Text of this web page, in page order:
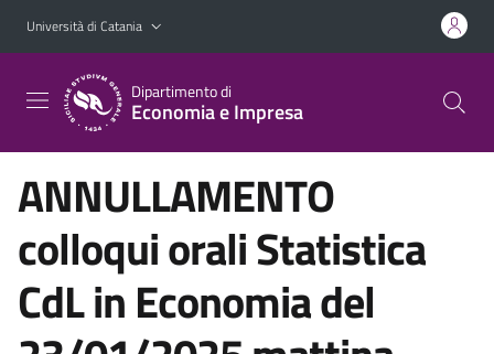
Vai al contenuto principale
Vai al menu di navigazione
Università di Catania
Dipartimento di
Economia e Impresa
ANNULLAMENTO
colloqui orali Statistica
CdL in Economia del